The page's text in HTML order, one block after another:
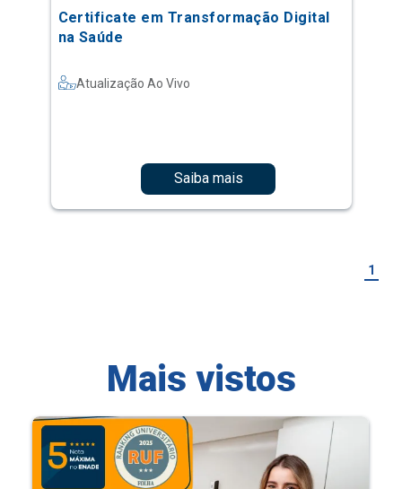
Certificate em Transformação Digital
na Saúde
Atualização Ao Vivo
Saiba mais
1
Mais vistos